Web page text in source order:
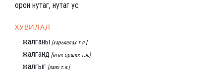
орон нутаг, нутаг ус
ХУВИЛАЛ
жалганы [харьяалах т.я.]
жалганд [өгөх орших т.я.]
жалгыг [заах т.я.]